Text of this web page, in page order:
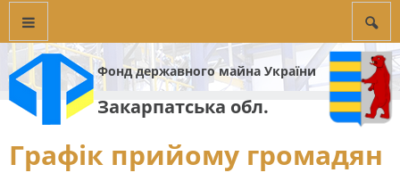
Фонд державного майна України
Закарпатська обл.
Графік прийому громадян